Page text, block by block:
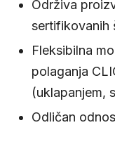
Održiva
sertifikovanih
Fleksibilna
polaganja
(uklapanjem,
Odličan